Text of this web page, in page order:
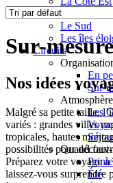
La Côte
Le Sud
Les îles
Circuits
En
Sur-
Atmosphère
Les
Quand
Été
Sur-mesure
Nos idées
Malgré sa petite taille,
variés : grandes villes
tropicales, hautes
possibilités pour
Préparez votre voyage
laissez-vous surprendre